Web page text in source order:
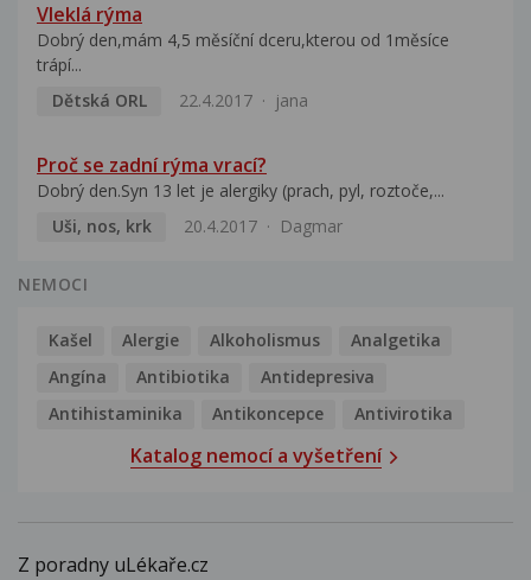
Vleklá rýma
Dobrý den,mám 4,5 měsíční dceru,kterou od 1měsíce
trápí...
Dětská ORL
22.4.2017 jana
Proč se zadní rýma vrací?
Dobrý den.Syn 13 let je alergiky (prach, pyl, roztoče,...
Uši, nos, krk
20.4.2017 Dagmar
NEMOCI
Kašel Alergie Alkoholismus
Analgetika
Angína
Antibiotika
Antidepresiva
Antihistaminika
Antikoncepce Antivirotika
Katalog nemocí a vyšetření
Z poradny uLékaře.cz